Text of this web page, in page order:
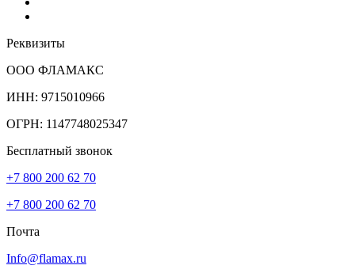
Реквизиты
ООО ФЛАМАКС
ИНН: 9715010966
ОГРН: 1147748025347
Бесплатный звонок
+7 800 200 62 70
+7 800 200 62 70
Почта
Info@flamax.ru